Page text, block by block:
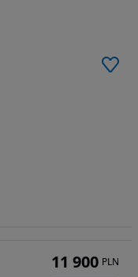
11 900 PLN